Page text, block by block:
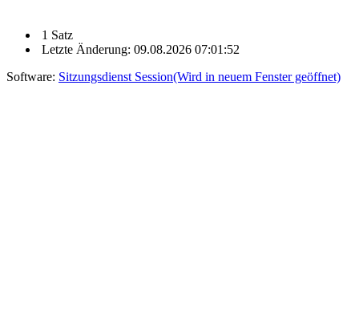
1 Satz
Letzte Änderung: 09.08.2026 07:01:52
Software: Sitzungsdienst Session(Wird in neuem Fenster geöffnet)